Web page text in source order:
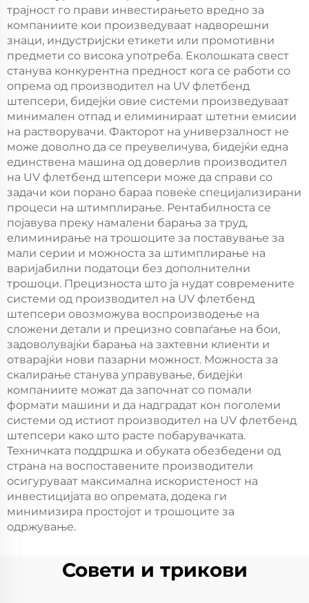
трајност го прави инвестирањето вредно за
компаниите кои произведуваат надворешни
знаци, индустријски етикети или промотивни
предмети со висока употреба. Еколошката свест
станува конкурентна предност кога се работи со
опрема од производител на UV флетбенд
штепсери, бидејќи овие системи произведуваат
минимален отпад и елиминираат штетни емисии
на растворувачи. Факторот на универзалност не
може доволно да се преувеличува, бидејќи една
единствена машина од доверлив производител
на UV флетбенд штепсери може да справи со
задачи кои порано бараа повеќе специјализирани
процеси на штимплирање. Рентабилноста се
појавува преку намалени барања за труд,
елиминирање на трошоците за поставување за
мали серии и можноста за штимплирање на
варијабилни податоци без дополнителни
трошоци. Прецизноста што ја нудат современите
системи од производител на UV флетбенд
штепсери овозможува воспроизводење на
сложени детали и прецизно совпаѓање на бои,
задоволувајќи барања на захтевни клиенти и
отварајќи нови пазарни можност. Можноста за
скалирање станува управување, бидејќи
компаниите можат да започнат со помали
формати машини и да надградат кон поголеми
системи од истиот производител на UV флетбенд
штепсери како што расте побарувачката.
Техничката поддршка и обуката обезбедени од
страна на воспоставените производители
осигуруваат максимална искористеност на
инвестицијата во опремата, додека ги
минимизира простојот и трошоците за
одржување.
Совети и трикови